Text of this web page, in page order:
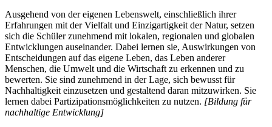
Ausgehend von der eigenen Lebenswelt, einschließlich ihrer
Erfahrungen mit der Vielfalt und Einzigartigkeit der Natur, setzen
sich die Schüler zunehmend mit lokalen, regionalen und globalen
Entwicklungen auseinander. Dabei lernen sie, Auswirkungen von
Entscheidungen auf das eigene Leben, das Leben anderer
Menschen, die Umwelt und die Wirtschaft zu erkennen und zu
bewerten. Sie sind zunehmend in der Lage, sich bewusst für
Nachhaltigkeit einzusetzen und gestaltend daran mitzuwirken. Sie
lernen dabei Partizipationsmöglichkeiten zu nutzen. [Bildung für
nachhaltige Entwicklung]